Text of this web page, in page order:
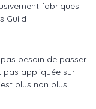
fabriqués
Guild
besoin de passer
pas appliquée sur
plus non plus